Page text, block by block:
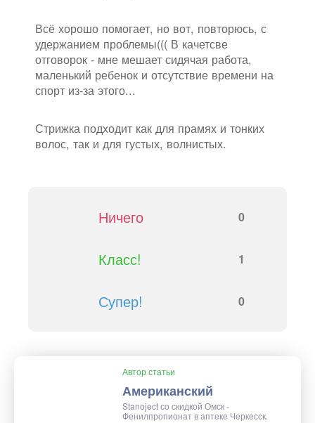
Всё хорошо помогает, но вот, повторюсь, с
удержанием проблемы((( В качетсве
отговорок - мне мешает сидячая работа,
маленький ребенок и отсутствие времени на
спорт из-за этого...
Стрижка подходит как для прамях и тонких
волос, так и для густых, волнистых.
Ничего 0
Класс! 1
Супер! 0
Автор статьи
Американский
Stanoject со скидкой Омск -
Фенилпропионат в аптеке Черкесск.